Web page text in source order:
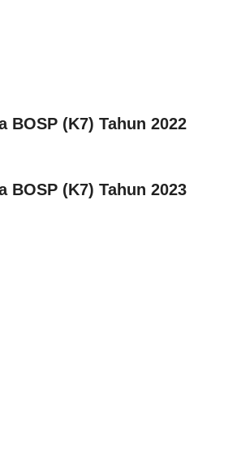
BOSP (K7) Tahun 2022
BOSP (K7) Tahun 2023